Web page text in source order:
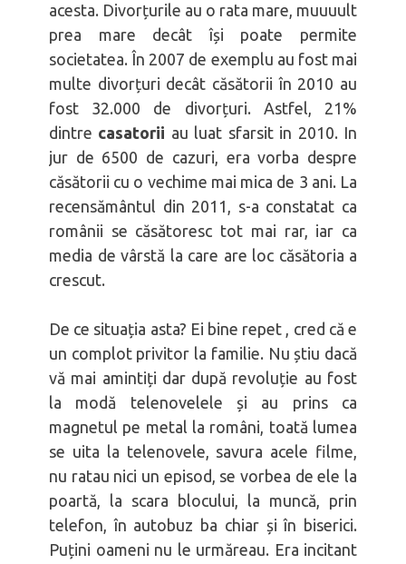
acesta. Divorțurile au o rata mare, muuuult
prea mare decât își poate permite
societatea. În 2007 de exemplu au fost mai
multe divorțuri decât căsătorii în 2010 au
fost 32.000 de divorțuri. Astfel, 21%
dintre casatorii au luat sfarsit in 2010. In
jur de 6500 de cazuri, era vorba despre
căsătorii cu o vechime mai mica de 3 ani. La
recensământul din 2011, s-a constatat ca
românii se căsătoresc tot mai rar, iar ca
media de vârstă la care are loc căsătoria a
crescut.
De ce situația asta? Ei bine repet , cred că e
un complot privitor la familie. Nu știu dacă
vă mai amintiți dar după revoluție au fost
la modă telenovelele și au prins ca
magnetul pe metal la români, toată lumea
se uita la telenovele, savura acele filme,
nu ratau nici un episod, se vorbea de ele la
poartă, la scara blocului, la muncă, prin
telefon, în autobuz ba chiar și în biserici.
Puțini oameni nu le urmăreau. Era incitant